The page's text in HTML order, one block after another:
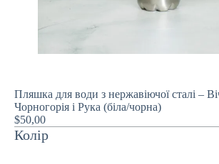
Пляшка для води з нержавіючої сталі –
Чорногорія і Рука (біла/чорна)
$50,00
Колір